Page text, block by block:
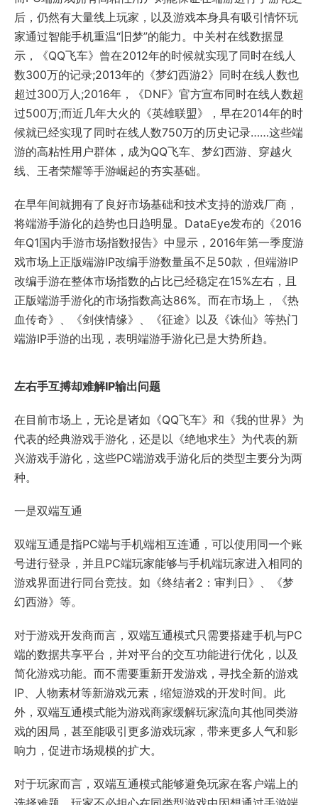
后，仍然有大量线上玩家，以及游戏本身具有吸引情怀玩
家通过智能手机重温“旧梦”的能力。中关村在线数据显
示，《QQ飞车》曾在2012年的时候就实现了同时在线人
数300万的记录;2013年的《梦幻西游2》同时在线人数也
超过300万人;2016年，《DNF》官方宣布同时在线人数超
过500万;而近几年大火的《英雄联盟》，早在2014年的时
候就已经实现了同时在线人数750万的历史记录……这些端
游的高粘性用户群体，成为QQ飞车、梦幻西游、穿越火
线、王者荣耀等手游崛起的夯实基础。
在早年间就拥有了良好市场基础和技术支持的游戏厂商，
将端游手游化的趋势也日趋明显。DataEye发布的《2016
年Q1国内手游市场指数报告》中显示，2016年第一季度游
戏市场上正版端游IP改编手游数量虽不足50款，但端游IP
改编手游在整体市场指数的占比已经稳定在15%左右，且
正版端游手游化的市场指数高达86%。而在市场上，《热
血传奇》、《剑侠情缘》、《征途》以及《诛仙》等热门
端游IP手游的出现，表明端游手游化已是大势所趋。
左右手互搏却难解IP输出问题
在目前市场上，无论是诸如《QQ飞车》和《我的世界》为
代表的经典游戏手游化，还是以《绝地求生》为代表的新
兴游戏手游化，这些PC端游戏手游化后的类型主要分为两
种。
一是双端互通
双端互通是指PC端与手机端相互连通，可以使用同一个账
号进行登录，并且PC端玩家能够与手机端玩家进入相同的
游戏界面进行同台竞技。如《终结者2：审判日》、《梦
幻西游》等。
对于游戏开发商而言，双端互通模式只需要搭建手机与PC
端的数据共享平台，并对平台的交互功能进行优化，以及
简化游戏功能。而不需要重新开发游戏，寻找全新的游戏
IP、人物素材等新游戏元素，缩短游戏的开发时间。此
外，双端互通模式能为游戏商家缓解玩家流向其他同类游
戏的困局，甚至能吸引更多游戏玩家，带来更多人气和影
响力，促进市场规模的扩大。
对于玩家而言，双端互通模式能够避免玩家在客户端上的